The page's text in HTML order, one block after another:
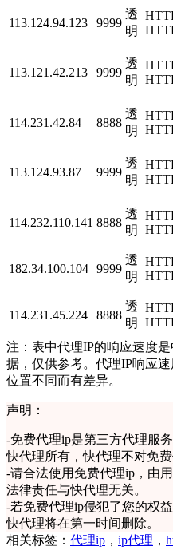
113.124.94.123 9999
透
明
113.121.42.213 9999
透
明
114.231.42.84 8888
透
明
113.124.93.87 9999
透
明
114.232.110.141 8888
透
明
182.34.100.104 9999
透
明
114.231.45.224 8888
透
明
注：表中代理IP的响应速度
据，仅供参考。代理IP响应
位置不同而有差异。
声明：
-免费代理ip是第三方代理服
快代理所有，快代理不对免
-请合法使用免费代理ip，由
法律责任与快代理无关。
-若免费代理ip侵犯了您的权
快代理将在第一时间删除。
相关标签： 代理ip ， ip代理 ，